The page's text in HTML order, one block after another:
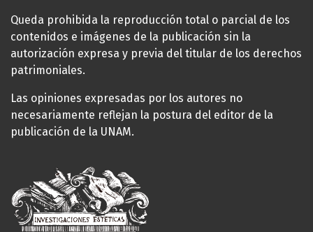
Queda prohibida la reproducción total o parcial de los
contenidos e imágenes de la publicación sin la
autorización expresa y previa del titular de los derechos
patrimoniales.
Las opiniones expresadas por los autores no
necesariamente reflejan la postura del editor de la
publicación de la UNAM.